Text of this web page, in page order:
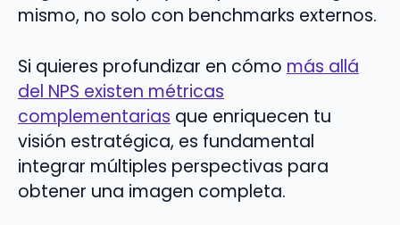
mismo, no solo con benchmarks externos.
Si quieres profundizar en cómo más allá
del NPS existen métricas
complementarias que enriquecen tu
visión estratégica, es fundamental
integrar múltiples perspectivas para
obtener una imagen completa.